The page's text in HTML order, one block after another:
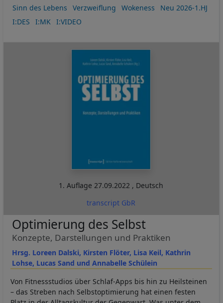
Sinn des Lebens
Verzweiflung Wokeness
Neu 2026-1.HJ
I:DES
I:MK I:VIDEO
1. Auflage27.09.2022 , Deutsch
transcript GbR
Hrsg. Loreen Dalski, Kirsten Flöter, Lisa Keil, Kathrin
Lohse, Lucas Sand und Annabelle Schülein
Optimierung des Selbst
Konzepte, Darstellungen und Praktiken
Von Fitnessstudios über Schlaf-Apps bis hin zu Heilsteinen
– das Streben nach Selbstoptimierung hat einen festen